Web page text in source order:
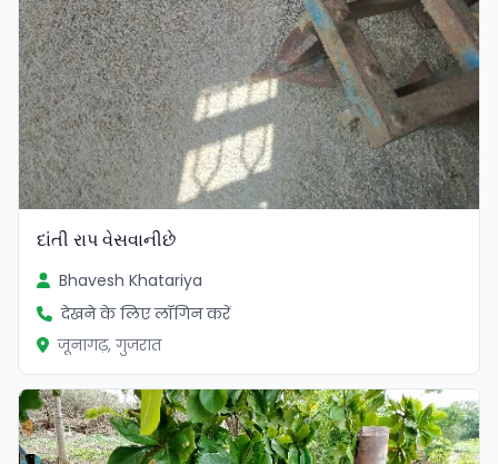
દાંતી રાપ વેસવાનીછે
Bhavesh Khatariya
देखने के लिए लॉगिन करें
जूनागढ़, गुजरात